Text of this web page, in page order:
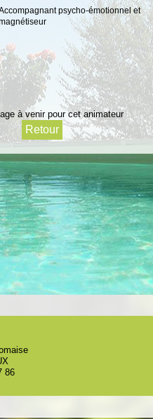
psycho-émotionnel et
à venir pour cet animateur
86